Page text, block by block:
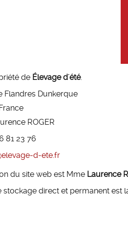
de Élevage d'été.
Flandres Dunkerque
ROGER
81 23 76
d-ete.fr
du site web est Mme Laurence
stockage direct et permanent est